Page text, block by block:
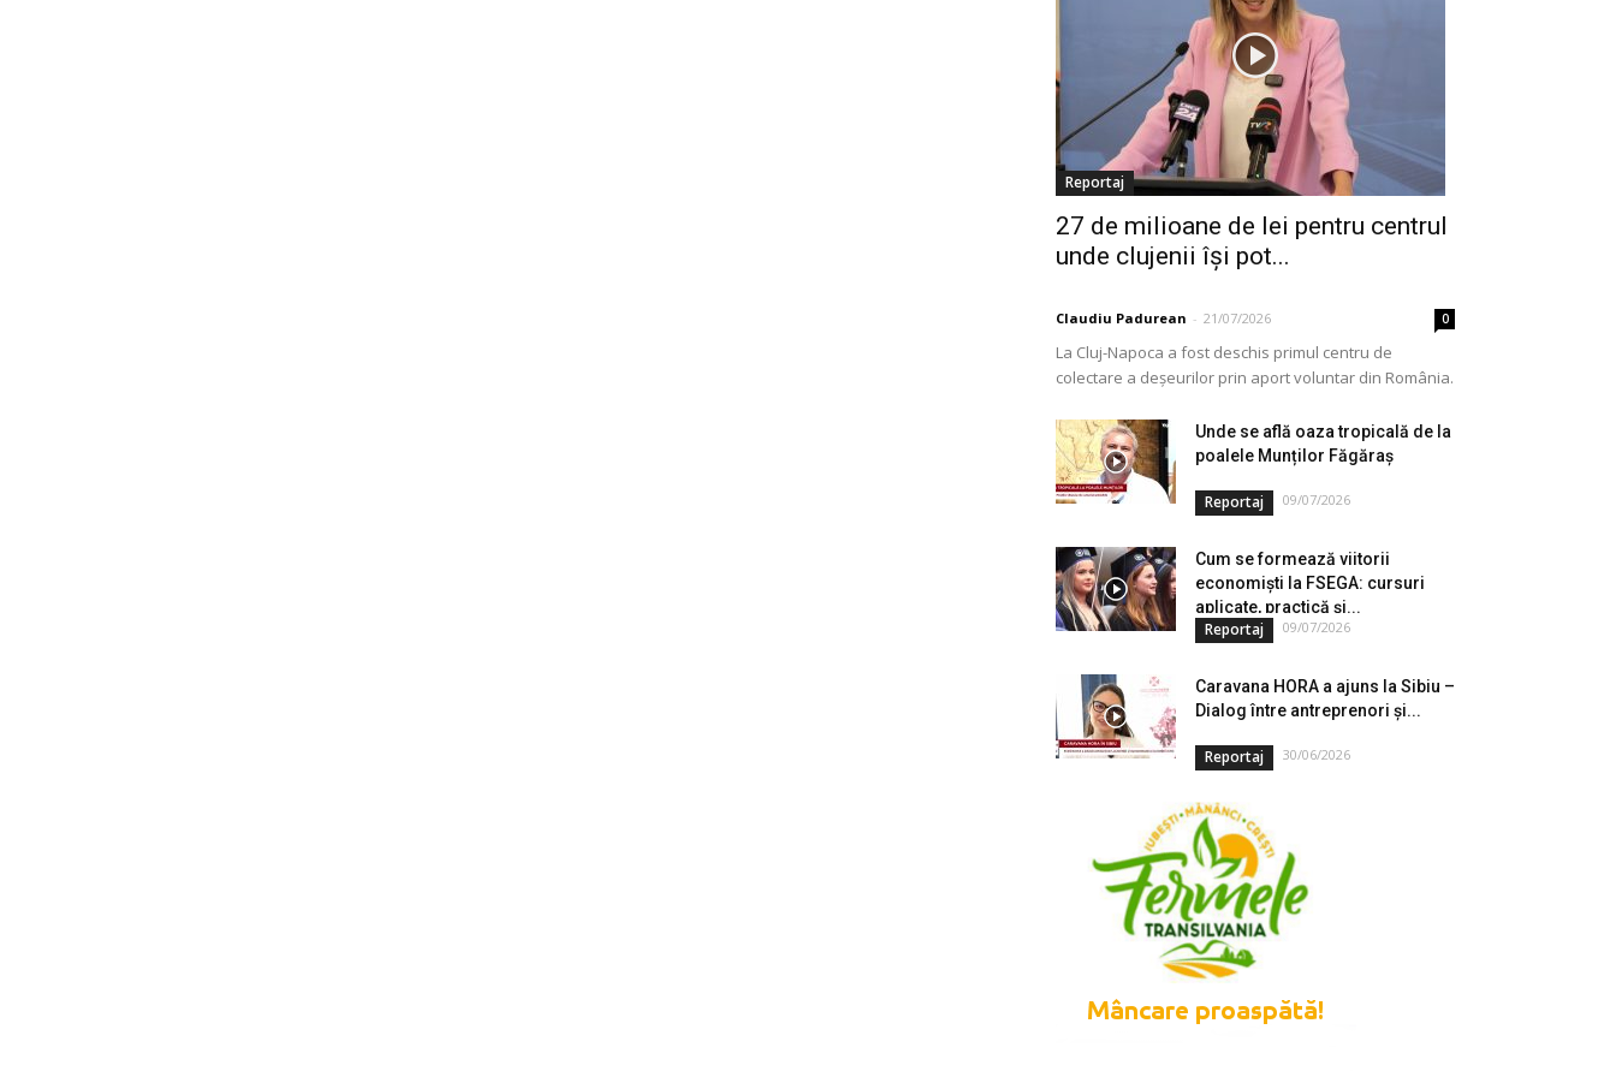
Reportaj
27 de milioane de lei pentru centrul
unde clujenii își pot...
Claudiu Padurean - 21/07/2026 0
La Cluj-Napoca a fost deschis primul centru de
colectare a deșeurilor prin aport voluntar din România.
Unde se află oaza tropicală de la
poalele Munților Făgăraș
Reportaj 09/07/2026
Cum se formează viitorii
economiști la FSEGA: cursuri
aplicate, practică și...
Reportaj 09/07/2026
Caravana HORA a ajuns la Sibiu –
Dialog între antreprenori și...
Reportaj 30/06/2026